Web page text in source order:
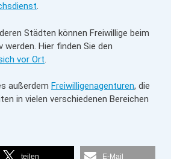
.
Städten können Freiwillige beim
Hier finden Sie den
vor Ort.
außerdem Freiwilligenagenturen, die
in vielen verschiedenen Bereichen
teilen E-Mail